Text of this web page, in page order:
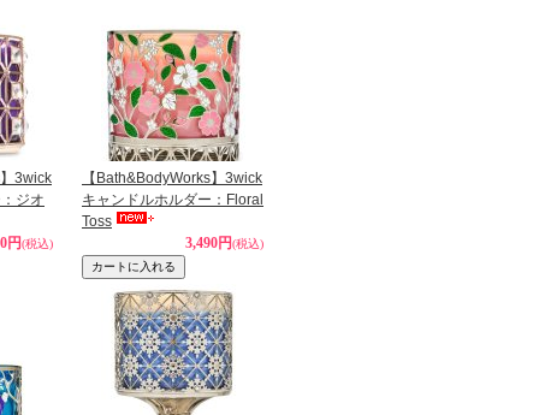
3wick
ジオ
円(税込)
【Bath&BodyWorks】3wick
キャンドルホルダー：Floral
Toss
3,490円(税込)